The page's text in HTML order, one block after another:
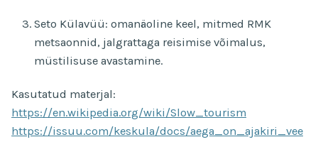
Seto Külavüü: omanäoline keel, mitmed RMK
metsaonnid, jalgrattaga reisimise võimalus,
müstilisuse avastamine.
Kasutatud materjal:
https://en.wikipedia.org/wiki/Slow_tourism
https://issuu.com/keskula/docs/aega_on_ajakiri_vee